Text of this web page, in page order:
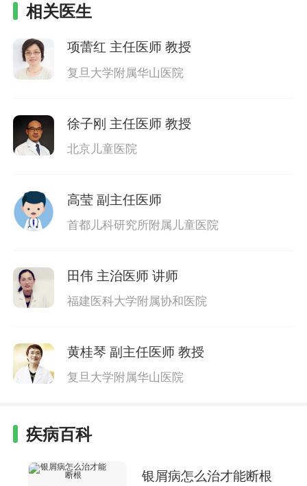
相关医生
项蕾红 主任医师 教授
复旦大学附属华山医院
徐子刚 主任医师 教授
北京儿童医院
高莹 副主任医师
首都儿科研究所附属儿童医院
田伟 主治医师 讲师
福建医科大学附属协和医院
黄桂琴 副主任医师 教授
复旦大学附属华山医院
疾病百科
银屑病怎么治才能断根